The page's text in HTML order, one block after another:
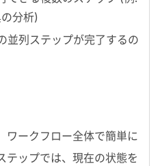
分析)
並列ステップが完了するの
ワークフロー全体で簡単に
テップでは、現在の状態を